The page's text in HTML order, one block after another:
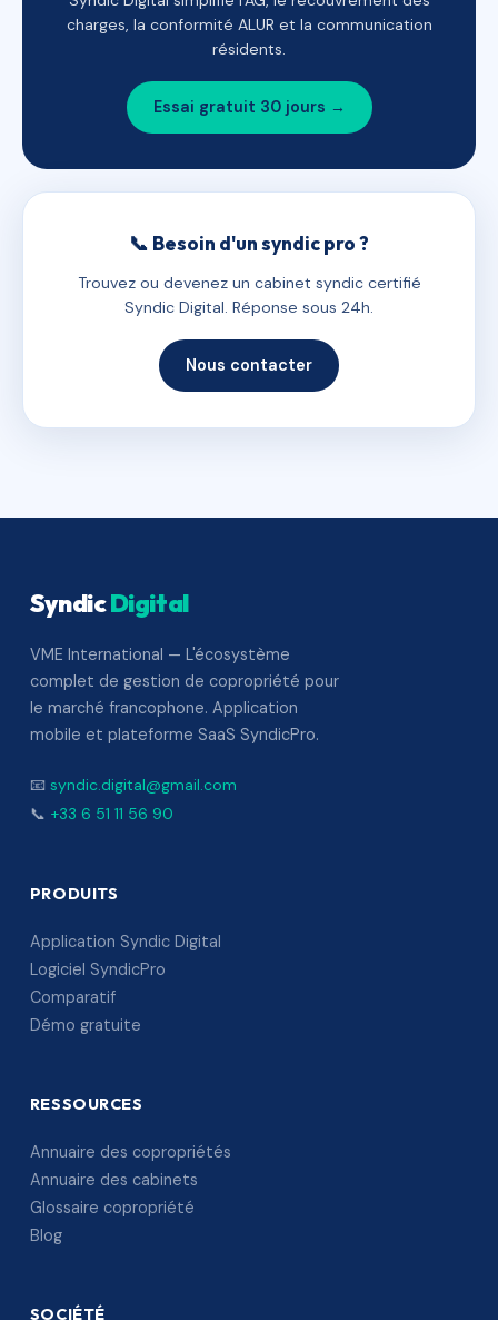
charges, la conformité ALUR et la communication
résidents.
Essai gratuit 30 jours →
📞 Besoin d'un syndic pro ?
Trouvez ou devenez un cabinet syndic certifié
Syndic Digital. Réponse sous 24h.
Nous contacter
SyndicDigital
VME International — L'écosystème
complet de gestion de copropriété pour
le marché francophone. Application
mobile et plateforme SaaS SyndicPro.
📧 syndic.digital@gmail.com
📞 +33 6 51 11 56 90
PRODUITS
Application Syndic Digital
Logiciel SyndicPro
Comparatif
Démo gratuite
RESSOURCES
Annuaire des copropriétés
Annuaire des cabinets
Glossaire copropriété
Blog
SOCIÉTÉ